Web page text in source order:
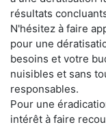
résultats
N'hésitez à faire
pour une
besoins et votre
nuisibles et sans
responsables.
Pour une
intérêt à faire